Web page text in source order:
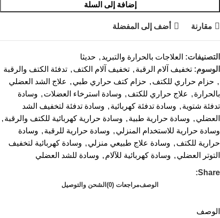
إضافة إلى السلة
مقارنة أضف إلى المفضلة
التصنيفات: العلاجات بالحرارة والتبريد , حديثا
الوسوم: تخفيف آلام الرقبة , تخفيف آلام الكتف , تدفئة الكتف والرقبة
, حزام حراري للكتف , حزام كتف حراري طبي , علاج الشد العضلي
بالحرارة , علاج حراري للكتف , وسادة استرخاء العضلات , وسادة
تدفئة شتوية , وسادة تدفئة كهربائية , وسادة تدفئة لتخفيف الشد
العضلي , وسادة حرارية طبية , وسادة حرارية كهربائية للكتف والرقبة ,
وسادة حرارية للاستخدام المنزلي , وسادة حرارية للرقبة , وسادة
حرارية للكتف , وسادة علاج طبيعي منزلي , وسادة كهربائية لتخفيف
التوتر العضلي , وسادة كهربائية للآلام , وسادة للشد العضلي
Share:
الوصفمراجعات (0) الشحن والتوصيل
الوصف